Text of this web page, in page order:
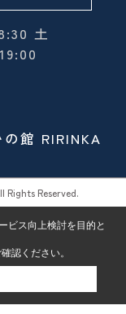
土
の館 RIRINKA
Rights Reserved.
ビス向上検討を目的と
認ください。